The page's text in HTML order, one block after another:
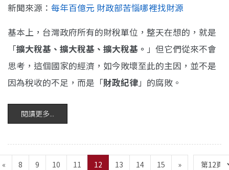
新聞來源： 每年百億元 財政部苦惱哪裡找財源
基本上，台灣政府所有的財稅單位，整天在想的，就是
「擴大稅基、擴大稅基、擴大稅基。 」但它們從來不會
思考，這個國家的經濟，如今敗壞至此的主因，並不是
因為稅收的不足，而是「財政紀律」的腐敗。
閱讀更多...
« 8 9 10 11 12(current)
13 14 15 »